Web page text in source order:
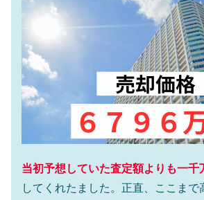
当初予想していた査定額よりも一千
してくれたました。正直、ここまで